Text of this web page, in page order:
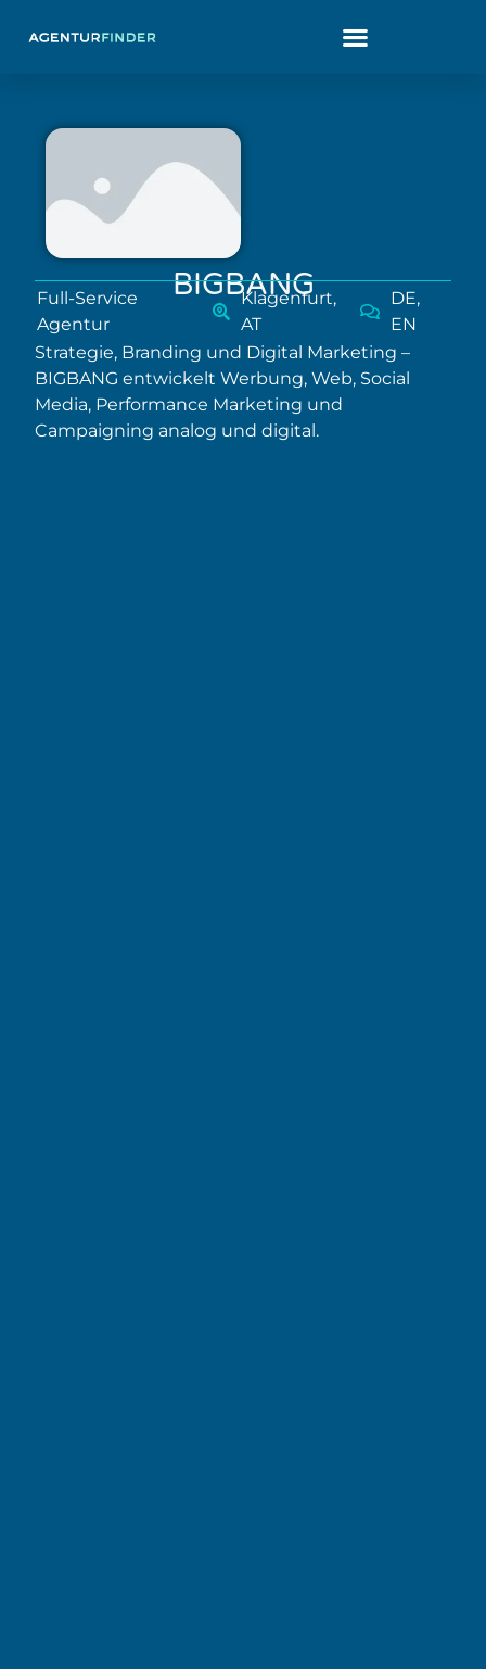
BIGBANG
Full-Service
Agentur
Klagenfurt,
AT
DE,
EN
Strategie, Branding und Digital Marketing –
BIGBANG entwickelt Werbung, Web, Social
Media, Performance Marketing und
Campaigning analog und digital.